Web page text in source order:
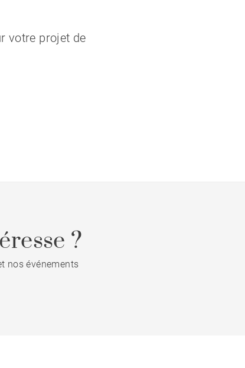
votre projet de
?
nos événements